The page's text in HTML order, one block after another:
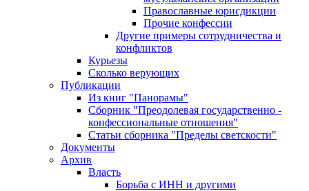
Православные юрисдикции
Прочие конфессии
Другие примеры сотрудничества и
конфликтов
Курьезы
Сколько верующих
Публикации
Из книг "Панорамы"
Сборник "Преодолевая государственно -
конфессиональные отношения"
Статьи сборника "Пределы светскости"
Документы
Архив
Власть
Борьба с ИНН и другими